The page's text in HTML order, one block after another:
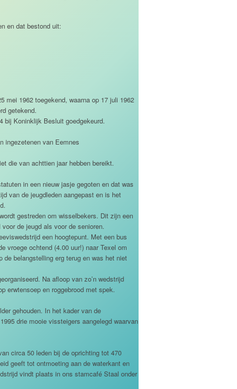
en dat bestond uit:
mei 1962 toegekend, waarna op 17 juli 1962
getekend.
bij Koninklijk Besluit goedgekeurd.
ingezetenen van Eemnes
die van achttien jaar hebben bereikt.
in een nieuw jasje gegoten en dat was
van de jeugdleden aangepast en is het
gestreden om wisselbekers. Dit zijn een
de jeugd als voor de senioren.
een hoogtepunt. Met een bus
vroege ochtend (4.00 uur!) naar Texel om
belangstelling erg terug en was het niet
Na afloop van zo’n wedstrijd
erwtensoep en roggebrood met spek.
gehouden. In het kader van de
drie mooie vissteigers aangelegd waarvan
circa 50 leden bij de oprichting tot 470
geeft tot ontmoeting aan de waterkant en
vindt plaats in ons stamcafé Staal onder